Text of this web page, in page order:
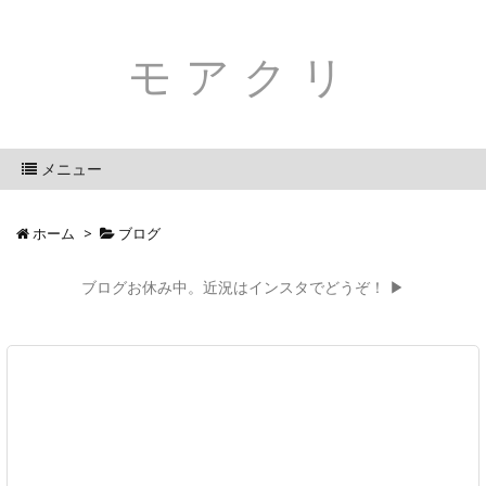
モアクリ
メニュー
ホーム > ブログ
ブログお休み中。近況はインスタでどうぞ！ ▶